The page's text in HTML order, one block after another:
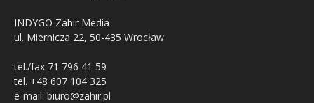
INDYGO Zahir Media
ul. Miernicza 22, 50-435 Wrocław
tel./fax 71 796 41 59
tel. +48 607 104 325
e-mail: biuro@zahir.pl